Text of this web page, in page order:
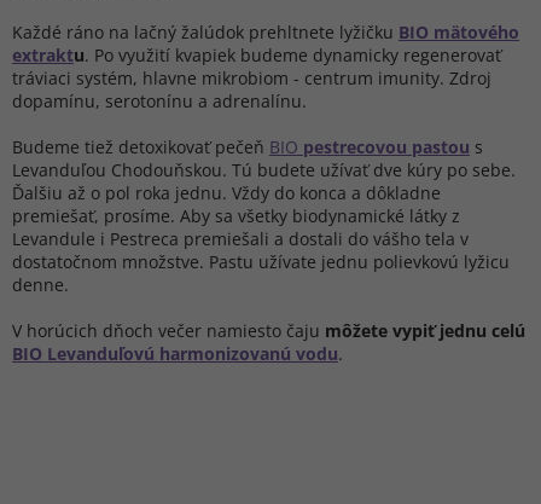
Každé ráno na lačný žalúdok prehltnete lyžičku BIO mätového
extraktu. Po využití kvapiek budeme dynamicky regenerovať
tráviaci systém, hlavne mikrobiom - centrum imunity. Zdroj
dopamínu, serotonínu a adrenalínu.
Budeme tiež detoxikovať pečeň BIO pestrecovou pastou s
Levanduľou Chodouňskou. Tú budete užívať dve kúry po sebe.
Ďalšiu až o pol roka jednu. Vždy do konca a dôkladne
premiešať, prosíme. Aby sa všetky biodynamické látky z
Levandule i Pestreca premiešali a dostali do vášho tela v
dostatočnom množstve. Pastu užívate jednu polievkovú lyžicu
denne.
V horúcich dňoch večer namiesto čaju môžete vypiť jednu celú
BIO Levanduľovú harmonizovanú vodu.